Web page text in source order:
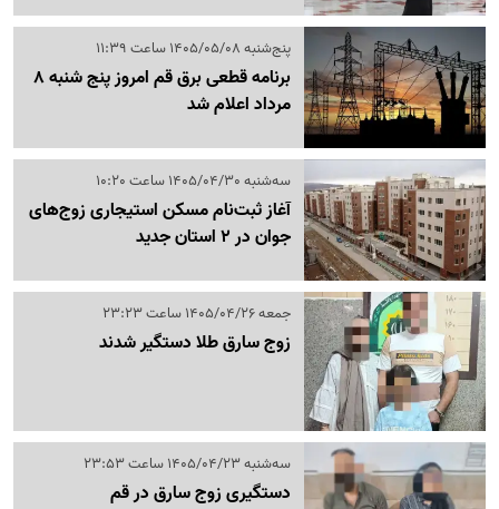
پنج‌شنبه 1405/05/08 ساعت 11:39
برنامه قطعی برق قم امروز پنج شنبه 8
مرداد اعلام شد
سه‌شنبه 1405/04/30 ساعت 10:20
آغاز ثبت‌نام مسکن استیجاری زوج‌های
جوان در 2 استان جدید
جمعه 1405/04/26 ساعت 23:23
زوج سارق طلا دستگیر شدند
سه‌شنبه 1405/04/23 ساعت 23:53
دستگیری زوج سارق در قم